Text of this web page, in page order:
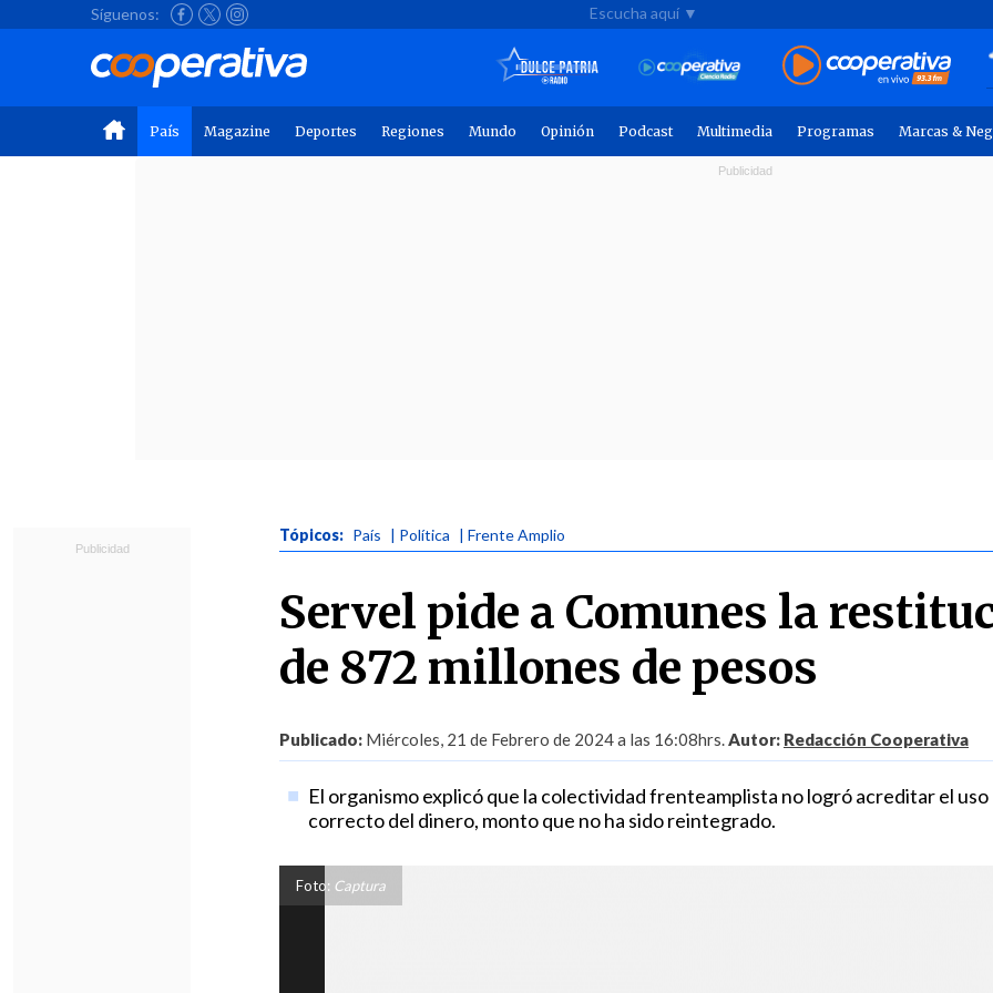
Síguenos: Escucha aquí ▼
País Magazine Deportes Regiones Mundo Opinión Podcast Multimedia Programas Marcas &
Tópicos: País | Política | Frente Amplio
Servel pide a Comunes la
de 872 millones de pesos
Publicado: Miércoles, 21 de Febrero de 2024 a las 16:08hrs.Autor: Redacción Cooperativa
El organismo explicó que la colectividad frenteamplista no logró acreditar el uso
correcto del dinero, monto que no ha sido reintegrado.
Foto: Captura